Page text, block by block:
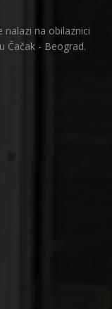
na obilaznici
Čačak - Beograd.